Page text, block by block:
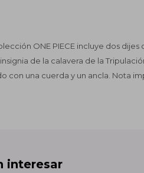
ONE PIECE incluye dos dijes
de la calavera de la
con una cuerda y un ancla. Nota
interesar